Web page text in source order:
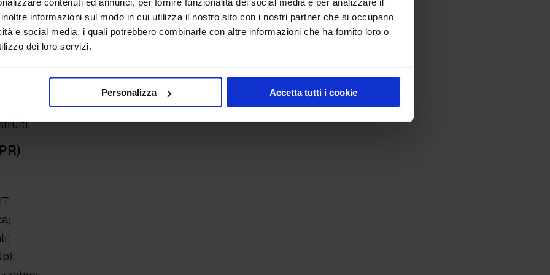
informazioni sul modo in cui utilizza il nostro sito con i nostri partner che si occupano
e social media, i quali potrebbero combinarle con altre informazioni che ha fornito loro o
dei loro servizi.
Personalizza Accetta tutti i cookie
autorizzati